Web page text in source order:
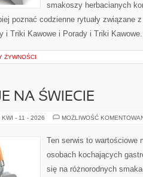
smakoszy herbacianych
poznać codzienne rytuały związane
i Triki Kawowe i Porady i Triki
ŻYWNOŚCI
NA ŚWIECIE
KWI - 11 - 2026 MOŻLIWOŚĆ
Ten serwis to wartościowe
osobach kochających
się na różnorodnych